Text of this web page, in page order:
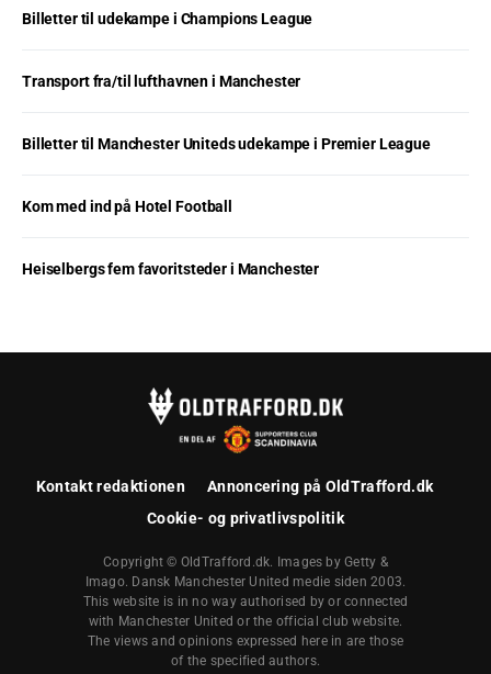
Billetter til udekampe i Champions League
Transport fra/til lufthavnen i Manchester
Billetter til Manchester Uniteds udekampe i Premier League
Kom med ind på Hotel Football
Heiselbergs fem favoritsteder i Manchester
Kontakt redaktionen
Annoncering på OldTrafford.dk
Cookie- og privatlivspolitik
Copyright © OldTrafford.dk. Images by Getty &
Imago. Dansk Manchester United medie siden 2003.
This website is in no way authorised by or connected
with Manchester United or the official club website.
The views and opinions expressed here in are those
of the specified authors.